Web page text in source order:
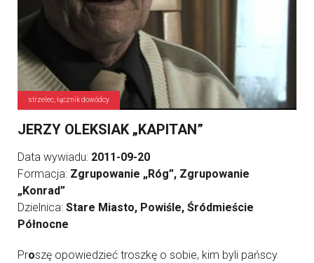
strzelec, łącznik dowódcy
JERZY OLEKSIAK „KAPITAN”
Data wywiadu: 2011-09-20
Formacja: Zgrupowanie „Róg”, Zgrupowanie
„Konrad”
Dzielnica: Stare Miasto, Powiśle, Śródmieście
Północne
Proszę opowiedzieć troszkę o sobie, kim byli pańscy